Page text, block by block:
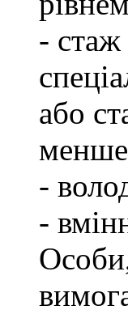
- стаж
або
менше
-
-